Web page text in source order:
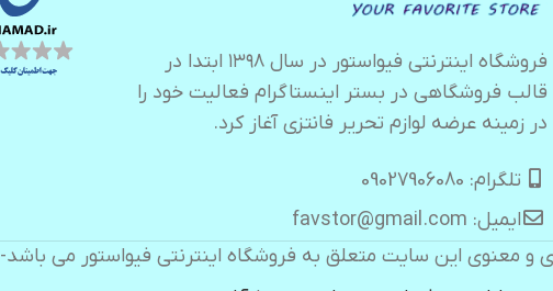
فروشگاه اینترنتی فیواستور در سال ۱۳۹۸ ابتدا در
قالب فروشگاهی در بستر اینستاگرام فعالیت خود را
در زمینه عرضه لوازم تحریر فانتزی آغاز کرد.
تلگرام: 09027906080
ایمیل: favstor@gmail.com
و معنوی این سایت متعلق به فروشگاه اینترنتی فیواستور می باشد-